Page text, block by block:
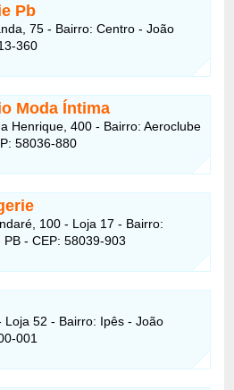
Pb
75 - Bairro: Centro - João
360
Moda Íntima
Henrique, 400 - Bairro: Aeroclube
58036-880
100 - Loja 17 - Bairro:
- CEP: 58039-903
Loja 52 - Bairro: Ipês - João
001